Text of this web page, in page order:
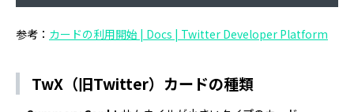
参考： カードの利用開始 | Docs | Twitter Developer Platform
TwX（旧Twitter）カードの種類